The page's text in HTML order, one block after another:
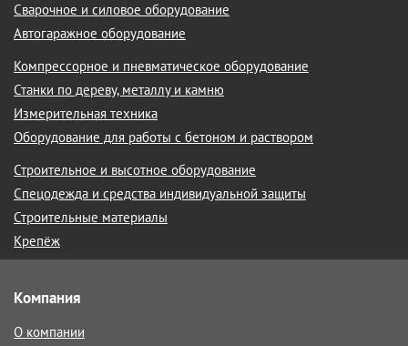
Сварочное и силовое оборудование
Автогаражное оборудование
Компрессорное и пневматическое оборудование
Станки по дереву, металлу и камню
Измерительная техника
Оборудование для работы с бетоном и раствором
Строительное и высотное оборудование
Спецодежда и средства индивидуальной защиты
Строительные материалы
Крепёж
Компания
О компании